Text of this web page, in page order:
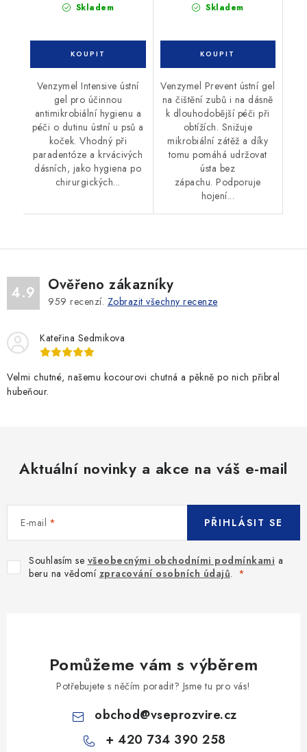
Skladem
Venzymel Intensive ústní
gel pro účinnou
antimikrobiální hygienu a
péči o dutinu ústní u psů a
koček. Vhodný při
paradentóze a krvácivých
dásních, jako hygiena po
chirurgických...
Skladem
Venzymel Prevent ústní gel
na čištění zubů i na dásně
k dlouhodobější péči při
obtížích. Snižuje
mikrobiální zátěž a díky
tomu pomáhá udržovat
ústa bez
zápachu. Podporuje
hojení...
4.9 Ověřeno zákazníky
959 recenzí. Zobrazit všechny recenze
Kateřina Sedmikova
Velmi chutné, našemu kocourovi chutná a pěkně po nich přibral
hubeňour.
Aktuální novinky a akce na váš e-mail
E-mail
Souhlasím se všeobecnými obchodními podmínkami a
beru na vědomí zpracování osobních údajů.
PŘIHLÁSIT SE
Pomůžeme vám s výběrem
Potřebujete s něčím poradit? Jsme tu pro vás!
obchod@vseprozvire.cz
+ 420 734 390 258